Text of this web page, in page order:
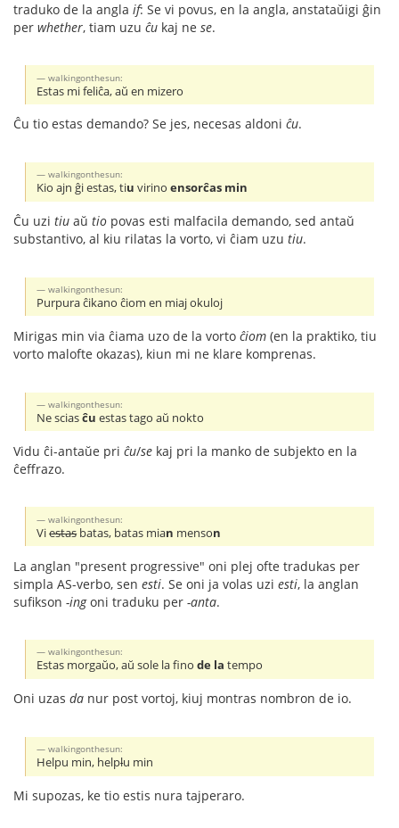
traduko de la angla if: Se vi povus, en la angla, anstataŭigi ĝin
per whether, tiam uzu ĉu kaj ne se.
walkingonthesun:
Estas mi feliĉa, aŭ en mizero
Ĉu tio estas demando? Se jes, necesas aldoni ĉu.
walkingonthesun:
Kio ajn ĝi estas, tiu virinoensorĉas min
Ĉu uzi tiu aŭ tio povas esti malfacila demando, sed antaŭ
substantivo, al kiu rilatas la vorto, vi ĉiam uzu tiu.
walkingonthesun:
Purpura ĉikano ĉiom en miaj okuloj
Mirigas min via ĉiama uzo de la vorto ĉiom (en la praktiko, tiu
vorto malofte okazas), kiun mi ne klare komprenas.
walkingonthesun:
Ne sciasĉu estas tago aŭ nokto
Vidu ĉi-antaŭe pri ĉu/se kaj pri la manko de subjekto en la
ĉeffrazo.
walkingonthesun:
Viestasbatas, batas mian menson
La anglan "present progressive" oni plej ofte tradukas per
simpla AS-verbo, sen esti. Se oni ja volas uzi esti, la anglan
sufikson -ingoni traduku per -anta.
walkingonthesun:
Estas morgaŭo, aŭ sole la finode la tempo
Oni uzas da nur post vortoj, kiuj montras nombron de io.
walkingonthesun:
Helpu min, helplu min
Mi supozas, ke tio estis nura tajperaro.